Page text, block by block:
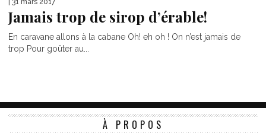
| 31 mars 2017
Jamais trop de sirop d’érable!
En caravane allons à la cabane Oh! eh oh ! On n’est jamais de
trop Pour goûter au...
À PROPOS